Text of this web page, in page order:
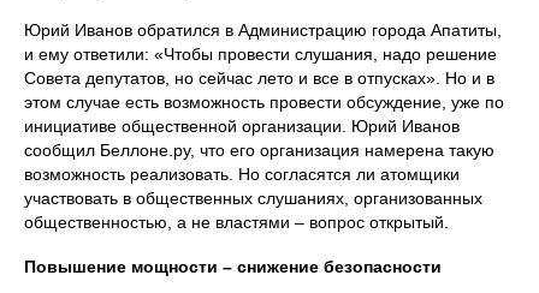
Юрий Иванов обратился в Администрацию города Апатиты,
и ему ответили: «Чтобы провести слушания, надо решение
Совета депутатов, но сейчас лето и все в отпусках». Но и в
этом случае есть возможность провести обсуждение, уже по
инициативе общественной организации. Юрий Иванов
сообщил Беллоне.ру, что его организация намерена такую
возможность реализовать. Но согласятся ли атомщики
участвовать в общественных слушаниях, организованных
общественностью, а не властями – вопрос открытый.
Повышение мощности – снижение безопасности